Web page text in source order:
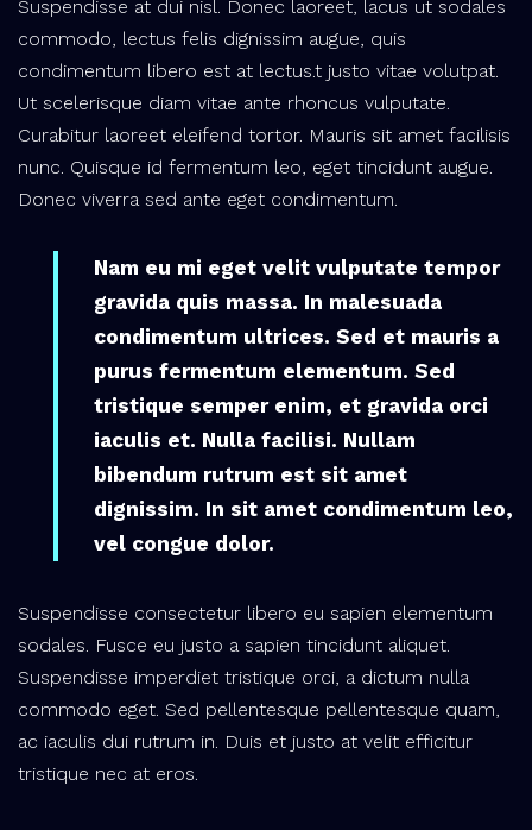
Suspendisse at dui nisl. Donec laoreet, lacus ut sodales
commodo, lectus felis dignissim augue, quis
condimentum libero est at lectus.t justo vitae volutpat.
Ut scelerisque diam vitae ante rhoncus vulputate.
Curabitur laoreet eleifend tortor. Mauris sit amet facilisis
nunc. Quisque id fermentum leo, eget tincidunt augue.
Donec viverra sed ante eget condimentum.
Nam eu mi eget velit vulputate tempor
gravida quis massa. In malesuada
condimentum ultrices. Sed et mauris a
purus fermentum elementum. Sed
tristique semper enim, et gravida orci
iaculis et. Nulla facilisi. Nullam
bibendum rutrum est sit amet
dignissim. In sit amet condimentum leo,
vel congue dolor.
Suspendisse consectetur libero eu sapien elementum
sodales. Fusce eu justo a sapien tincidunt aliquet.
Suspendisse imperdiet tristique orci, a dictum nulla
commodo eget. Sed pellentesque pellentesque quam,
ac iaculis dui rutrum in. Duis et justo at velit efficitur
tristique nec at eros.